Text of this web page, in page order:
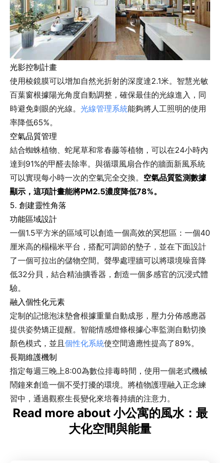
光影控制計畫
使用棱鏡膜可以增加自然光折射的深度達2.1米。智慧光敏
百葉窗根據陽光角度自動調整，確保最佳的光線進入，同
時避免刺眼的光線。 光線管理系統能夠將人工照明的使用
率降低65%。
空氣品質管理
結合蜘蛛植物、蛇尾草和常春藤等植物，可以在24小時內
達到91%的甲醛去除率。與循環風扇合作的牆面新風系統
可以實現每小時一次的空氣完全交換。 空氣品質監測數據
顯示，這項計畫能將PM2.5濃度降低78%。
5. 創建靈性角落
功能區域設計
一個1.5平方米的區域可以創造一個高效的冥想區：一個40
厘米高的榻榻米平台，搭配可調節的墊子，並在下面設計
了一個可拉出的儲物空間。聲學處理牆可以將環境噪音降
低32分貝，結合精油擴香器，創造一個多感官的沉浸式體
驗。
融入個性化元素
定制的記憶泡沫墊會根據重量自動成形，壓力分佈感應器
提供姿勢矯正提醒。智能情感燈條根據心率監測自動切換
顏色模式，並且 個性化系統使空間適應性提高了89%。
長期維護機制
指定每週三晚上8:00為數位排毒時間，使用一個老式機械
鬧鐘來創造一個不受打擾的環境。將植物護理融入正念練
習中，通過觀察生長變化來培養持續的注意力。
Read more about 小公寓的風水：最
大化空間與能量